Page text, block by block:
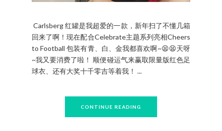
Carlsberg 红罐是我超爱的一款，新年扫了不懂几箱
回来了啊！现在配合Celebrate主题系列亮相Cheers
to Football 包装有青、白、金我都喜欢啊~😫😫天呀
~我又要消费了啦！ 顺便碰运气来赢取限量版红色足
球衣、还有大奖十千零吉等着我！ ...
CONTINUE READING